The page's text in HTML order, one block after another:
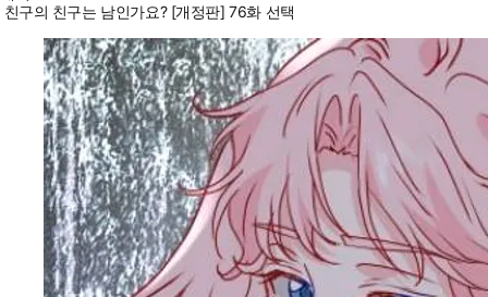
친구의 친구는 남인가요? [개정판] 76화 선택